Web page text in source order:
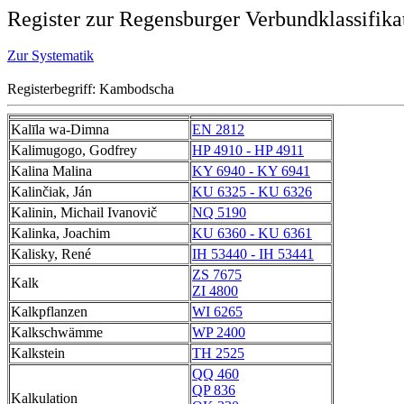
Register zur Regensburger
Zur Systematik
Registerbegriff: Kambodscha
Kalīla wa-Dimna
EN 2812
Kalimugogo, Godfrey
HP 4910 - HP 4911
Kalina Malina
KY 6940 - KY 6941
Kalinčiak, Ján
KU 6325 - KU 6326
Kalinin, Michail Ivanovič
NQ 5190
Kalinka, Joachim
KU 6360 - KU 6361
Kalisky, René
IH 53440 - IH 53441
Kalk
ZS 7675
ZI 4800
Kalkpflanzen
WI 6265
Kalkschwämme
WP 2400
Kalkstein
TH 2525
Kalkulation
QQ 460
QP 836